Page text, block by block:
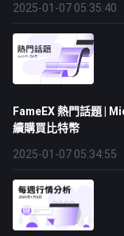
2025-01-07 05:35:40
FameEX 熱門話題 |
續購買比特幣
2025-01-07 05:34:55